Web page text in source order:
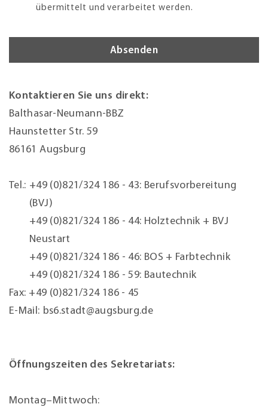
übermittelt und verarbeitet werden.
Kontaktieren Sie uns direkt:
Balthasar-Neumann-BBZ
Haunstetter Str. 59
86161 Augsburg
Tel.: +49 (0)821/324 186 - 43: Berufsvorbereitung
(BVJ)
+49 (0)821/324 186 - 44: Holztechnik + BVJ
Neustart
+49 (0)821/324 186 - 46: BOS + Farbtechnik
+49 (0)821/324 186 - 59: Bautechnik
Fax: +49 (0)821/324 186 - 45
E-Mail: bs6.stadt@augsburg.de
Öffnungszeiten des Sekretariats:
Montag–Mittwoch: